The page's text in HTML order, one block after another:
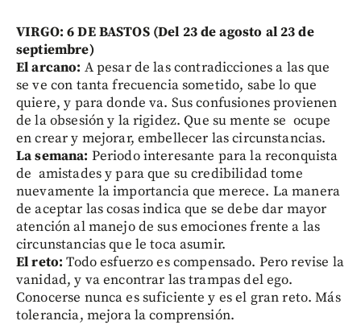
VIRGO: 6 DE BASTOS (Del 23 de agosto al 23 de
septiembre)
El arcano: A pesar de las contradicciones a las que
se ve con tanta frecuencia sometido, sabe lo que
quiere, y para donde va. Sus confusiones provienen
de la obsesión y la rigidez. Que su mente se ocupe
en crear y mejorar, embellecer las circunstancias.
La semana: Periodo interesante para la reconquista
de amistades y para que su credibilidad tome
nuevamente la importancia que merece. La manera
de aceptar las cosas indica que se debe dar mayor
atención al manejo de sus emociones frente a las
circunstancias que le toca asumir.
El reto: Todo esfuerzo es compensado. Pero revise la
vanidad, y va encontrar las trampas del ego.
Conocerse nunca es suficiente y es el gran reto. Más
tolerancia, mejora la comprensión.